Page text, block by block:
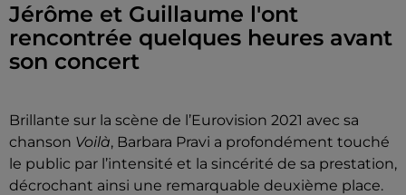
Jérôme et Guillaume l'ont
rencontrée quelques heures avant
son concert
Brillante sur la scène de l’Eurovision 2021 avec sa
chanson Voilà, Barbara Pravi a profondément touché
le public par l’intensité et la sincérité de sa prestation,
décrochant ainsi une remarquable deuxième place.